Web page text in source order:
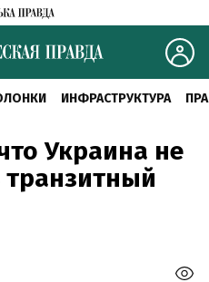
ИНФРАСТРУКТУРА
Украина не
транзитный